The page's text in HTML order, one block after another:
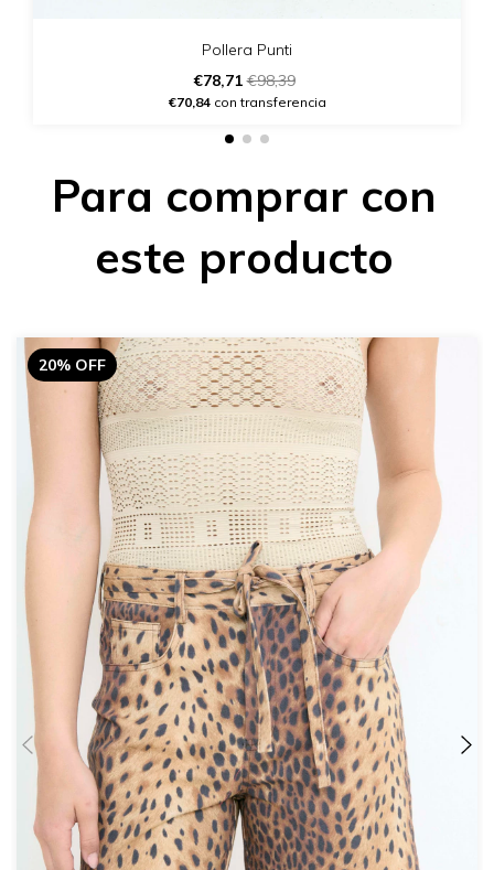
Pollera Punti
€78,71€98,39
€70,84con transferencia
Para comprar con
este producto
20% OFF